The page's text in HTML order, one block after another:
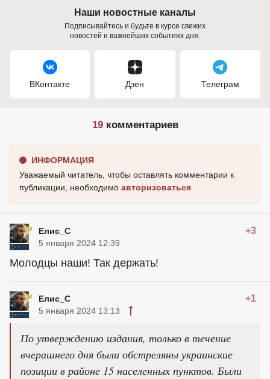
Наши новостные каналы
Подписывайтесь и будьте в курсе свежих
новостей и важнейших событиях дня.
ВКонтакте Дзен Телеграм
19комментариев
ИНФОРМАЦИЯ
Уважаемый читатель, чтобы оставлять комментарии к
публикации, необходимо авторизоваться.
Елис_С +3
5 января 2024 12:39
Молодцы наши! Так держать!
Елис_С +1
5 января 2024 13:13
По утверждению издания, только в течение
вчерашнего дня были обстреляны украинские
позиции в районе 15 населенных пунктов. Были